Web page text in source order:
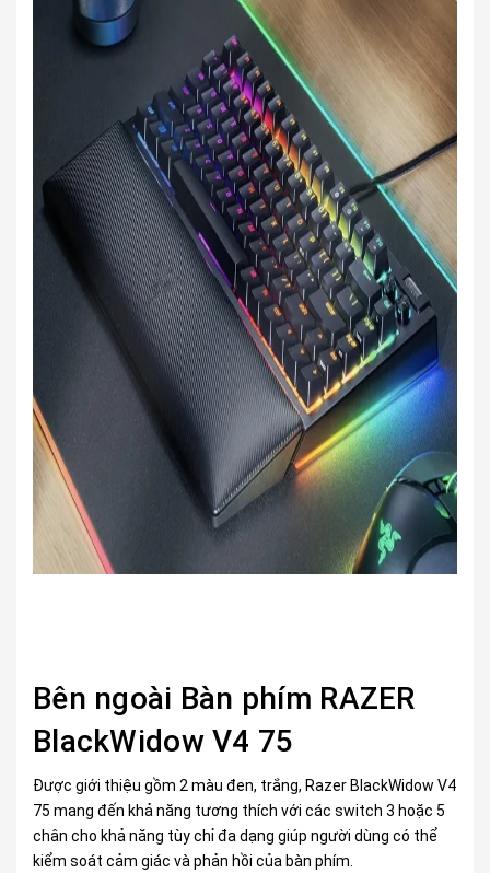
Bên ngoài Bàn phím RAZER
BlackWidow V4 75
Được giới thiệu gồm 2 màu đen, trắng, Razer BlackWidow V4
75 mang đến khả năng tương thích với các switch 3 hoặc 5
chân cho khả năng tùy chỉ đa dạng giúp người dùng có thể
kiểm soát cảm giác và phản hồi của bàn phím.